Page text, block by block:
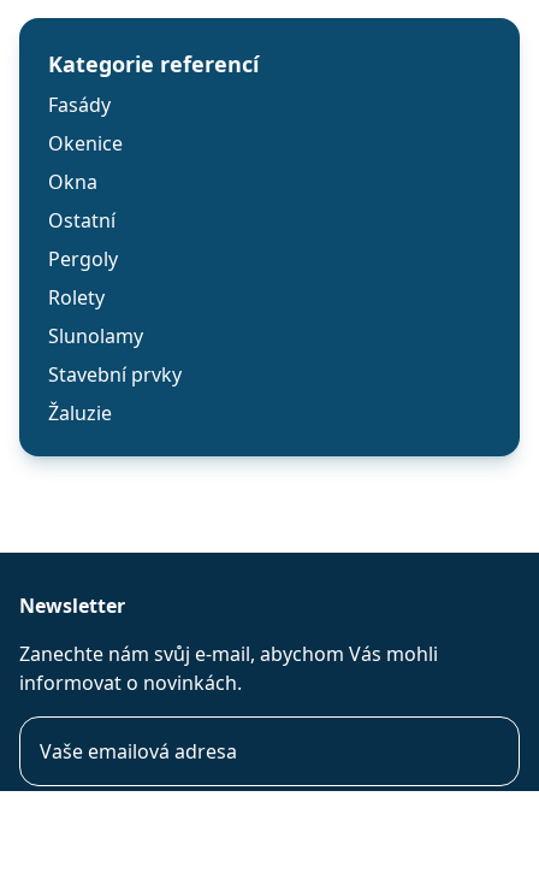
Kategorie referencí
Fasády
Okenice
Okna
Ostatní
Pergoly
Rolety
Slunolamy
Stavební prvky
Žaluzie
Newsletter
Zanechte nám svůj e-mail, abychom Vás mohli
informovat o novinkách.